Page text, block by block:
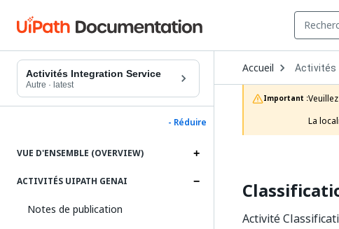
Activités Integration Service
Autre · latest
- Réduire
VUE D'ENSEMBLE (OVERVIEW)
ACTIVITÉS UIPATH GENAI
Notes de publication
Accueil Open
Dropdown
to
choose
product
Activités
Important :
La
Activité